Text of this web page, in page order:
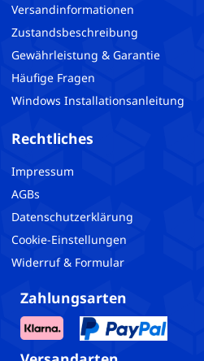
Versandinformationen
Zustandsbeschreibung
Gewährleistung & Garantie
Häufige Fragen
Windows Installationsanleitung
Rechtliches
Impressum
AGBs
Datenschutzerklärung
Cookie-Einstellungen
Widerruf & Formular
Zahlungsarten